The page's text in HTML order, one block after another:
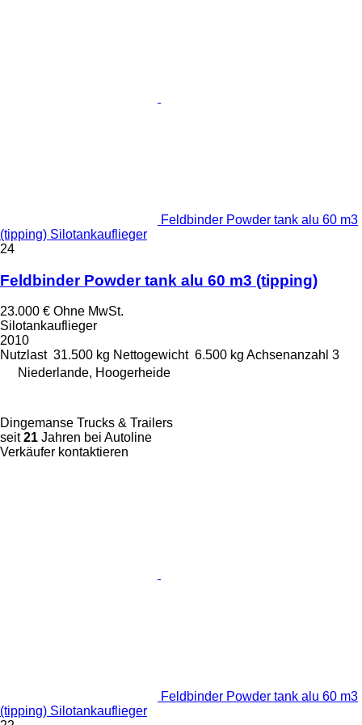
Feldbinder Powder tank alu 60 m3
(tipping) Silotankauflieger
24
Feldbinder Powder tank alu 60 m3 (tipping)
23.000 € Ohne MwSt.
Silotankauflieger
2010
Nutzlast 31.500 kg Nettogewicht 6.500 kg Achsenanzahl 3
Niederlande, Hoogerheide
Dingemanse Trucks & Trailers
seit21 Jahren bei Autoline
Verkäufer kontaktieren
Feldbinder Powder tank alu 60 m3
(tipping) Silotankauflieger